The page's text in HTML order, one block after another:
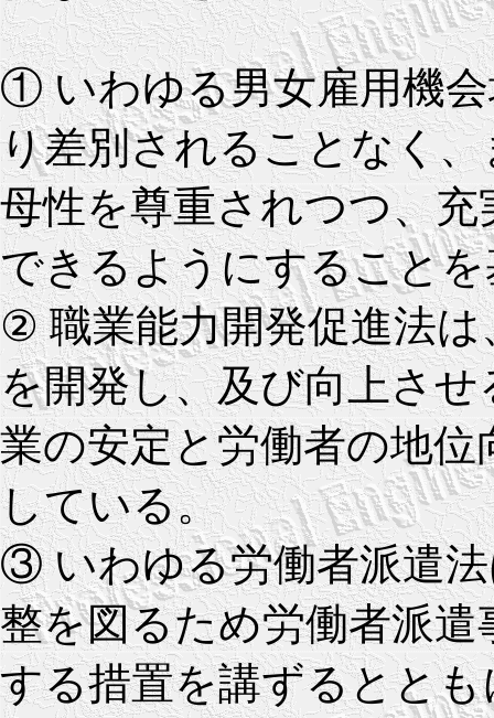
① いわゆる男女雇用機
り差別されることなく
母性を尊重されつつ、
できるようにすること
② 職業能力開発促進法
を開発し、及び向上さ
業の安定と労働者の地
している。
③ いわゆる労働者派遣
整を図るため労働者派
する措置を講ずるとと